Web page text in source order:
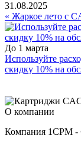
31.08.2025
« Жаркое лето с
До 1 марта
Используйте
скидку 10% на
О компании
Компания 1СРМ -